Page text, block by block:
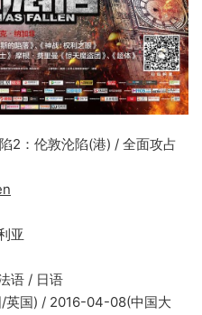
2：伦敦沦陷(港) / 全面攻占
亚
/ 日语
国) / 2016-04-08(中国大